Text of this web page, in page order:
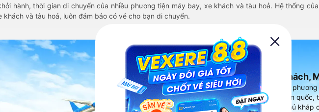
hành, thời gian di chuyển của nhiều phương tiện máy bay, xe khách và tàu hoả. Hệ thống
khách và tàu hoả, luôn đảm bảo có vé cho bạn di chuyển.
Ứng dụng đặt vé Xe khách,
Vexere - ứng dụng đặt vé đa
cao, 5000+ tuyến đường toàn quốc,
vụ thuê xe máy, xe du lịch phủ khắp